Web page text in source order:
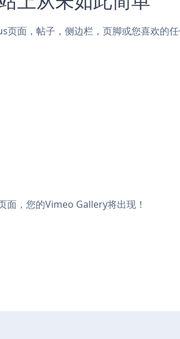
面，帖子，侧边栏，页脚或您喜欢的任
，您的Vimeo Gallery将出现！